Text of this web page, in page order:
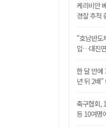
케리비안
경찰 추적
"호남반도
입…대진
한 달 만
년 뒤 2배"
축구협회,
등 10여명